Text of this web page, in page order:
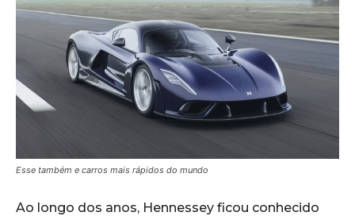
Esse também e carros mais rápidos do mundo
Ao longo dos anos, Hennessey ficou conhecido